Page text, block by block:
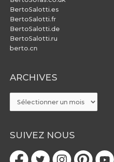
BertoSalotti.es
BertoSalotti.fr
BertoSalotti.de
BertoSalotti.ru
berto.cn
ARCHIVES
ARCHIVES
SUIVEZ NOUS